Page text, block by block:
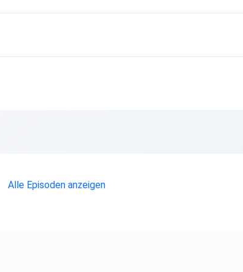
Alle Episoden anzeigen